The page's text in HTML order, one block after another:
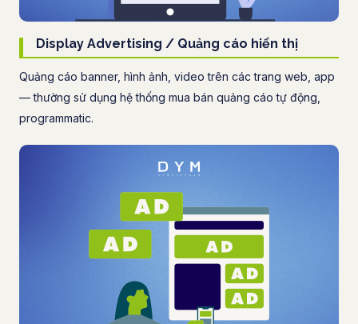
Display Advertising / Quảng cáo hiển thị
Quảng cáo banner, hình ảnh, video trên các trang web, app
— thường sử dụng hệ thống mua bán quảng cáo tự động,
programmatic.